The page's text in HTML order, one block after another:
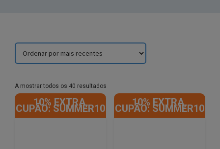
A mostrar todos os 40 resultados
latest
10% EXTRA,
CUPÃO: SUMMER10
10% EXTRA,
CUPÃO: SUMMER10